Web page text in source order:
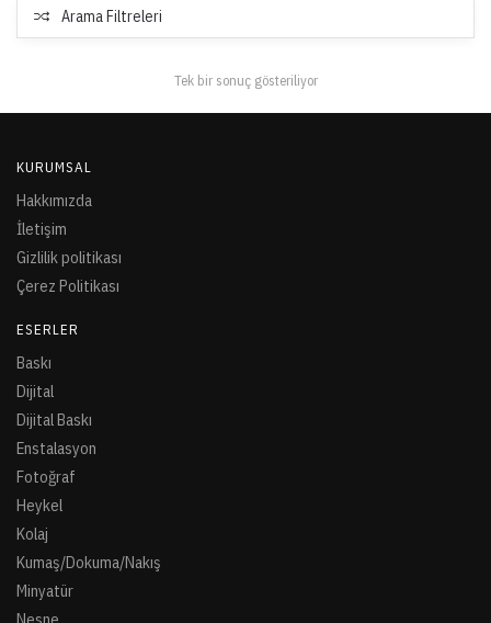
Arama Filtreleri
Tek bir sonuç gösteriliyor
KURUMSAL
Hakkımızda
İletişim
Gizlilik politikası
Çerez Politikası
ESERLER
Baskı
Dijital
Dijital Baskı
Enstalasyon
Fotoğraf
Heykel
Kolaj
Kumaş/Dokuma/Nakış
Minyatür
Nesne